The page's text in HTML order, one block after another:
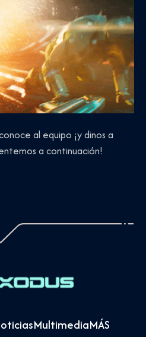
al equipo ¡y dinos a
a continuación!
MultimediaMÁS